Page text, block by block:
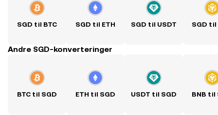
SGD til BTC SGD til ETH SGD til USDT SGD til
Andre SGD-konverteringer
BTC til SGD ETH til SGD USDT til SGD BNB til